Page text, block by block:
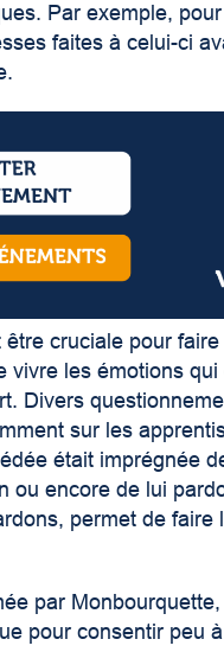
Par exemple,
faites à celui-ci
être cruciale pour
vivre les émotions
Divers
sur les
était imprégnée
ou encore de lui
permet de
par
pour consentir peu